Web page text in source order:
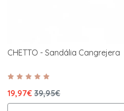
CHETTO - Sandália Cangrejera
19,97€ 39,95€